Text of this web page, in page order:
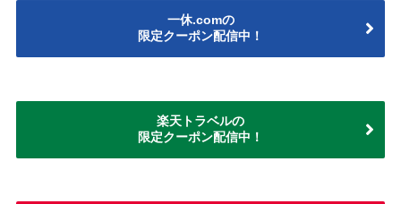
一休.comの
限定クーポン配信中！
楽天トラベルの
限定クーポン配信中！